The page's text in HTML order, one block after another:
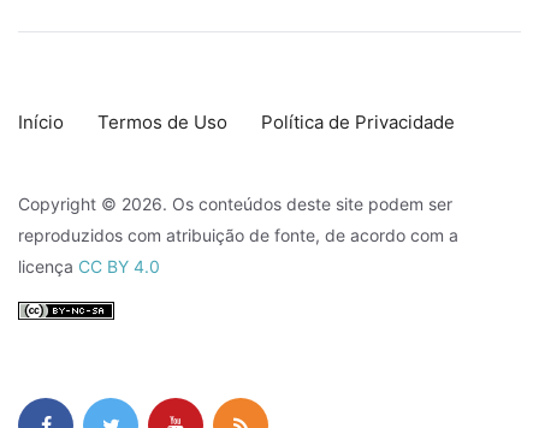
Início Termos de Uso Política de Privacidade
Copyright © 2026. Os conteúdos deste site podem ser
reproduzidos com atribuição de fonte, de acordo com a
licença CC BY 4.0